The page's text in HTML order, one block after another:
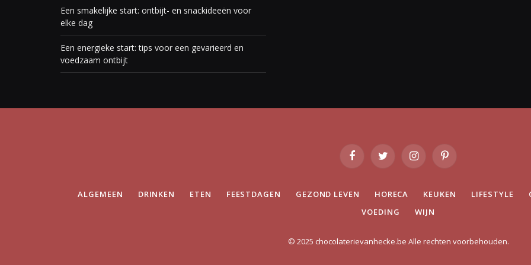
Een smakelijke start: ontbijt- en snackideeën voor
elke dag
Een energieke start: tips voor een gevarieerd en
voedzaam ontbijt
FacebookTwitter InstagramPinterest
ALGEMEEN DRINKEN ETEN FEESTDAGEN GEZOND LEVEN HORECA KEUKEN LIFESTYLE
VOEDING
WIJN
© 2025 chocolaterievanhecke.be Alle rechten voorbehouden.